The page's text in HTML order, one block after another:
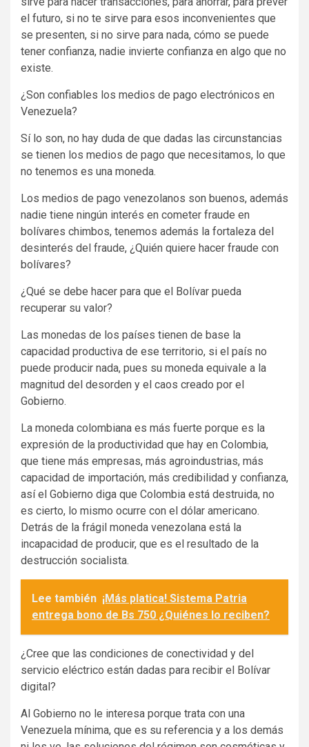
el futuro, si no te sirve para esos inconvenientes que
se presenten, si no sirve para nada, cómo se puede
tener confianza, nadie invierte confianza en algo que no
existe.
¿Son confiables los medios de pago electrónicos en
Venezuela?
Sí lo son, no hay duda de que dadas las circunstancias
se tienen los medios de pago que necesitamos, lo que
no tenemos es una moneda.
Los medios de pago venezolanos son buenos, además
nadie tiene ningún interés en cometer fraude en
bolívares chimbos, tenemos además la fortaleza del
desinterés del fraude, ¿Quién quiere hacer fraude con
bolívares?
¿Qué se debe hacer para que el Bolívar pueda
recuperar su valor?
Las monedas de los países tienen de base la
capacidad productiva de ese territorio, si el país no
puede producir nada, pues su moneda equivale a la
magnitud del desorden y el caos creado por el
Gobierno.
La moneda colombiana es más fuerte porque es la
expresión de la productividad que hay en Colombia,
que tiene más empresas, más agroindustrias, más
capacidad de importación, más credibilidad y confianza,
así el Gobierno diga que Colombia está destruida, no
es cierto, lo mismo ocurre con el dólar americano.
Detrás de la frágil moneda venezolana está la
incapacidad de producir, que es el resultado de la
destrucción socialista.
Lee también ¡Más platica! Sistema Patria
entrega bono de Bs 750 ¿Quiénes lo reciben?
¿Cree que las condiciones de conectividad y del
servicio eléctrico están dadas para recibir el Bolívar
digital?
Al Gobierno no le interesa porque trata con una
Venezuela mínima, que es su referencia y a los demás